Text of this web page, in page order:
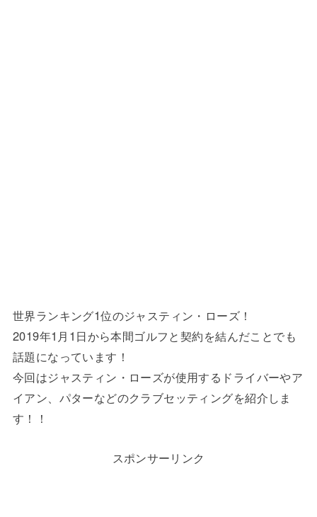
世界ランキング1位のジャスティン・ローズ！
2019年1月1日から本間ゴルフと契約を結んだことでも
話題になっています！
今回はジャスティン・ローズが使用するドライバーやア
イアン、パターなどのクラブセッティングを紹介しま
す！！
スポンサーリンク